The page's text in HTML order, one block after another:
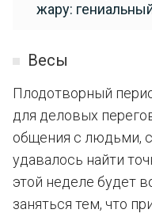
жару:
Весы
Плодотворный
для деловых
общения с людьми,
удавалось найти
этой неделе будет
заняться тем, что